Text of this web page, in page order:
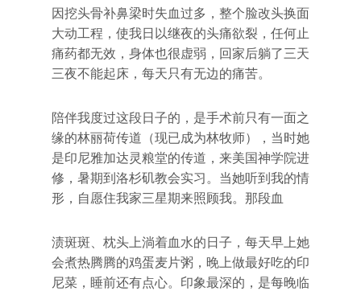
因挖头骨补鼻梁时失血过多，整个脸改头换面
大动工程，使我日以继夜的头痛欲裂，任何止
痛药都无效，身体也很虚弱，回家后躺了三天
三夜不能起床，每天只有无边的痛苦。
陪伴我度过这段日子的，是手术前只有一面之
缘的林丽荷传道（现已成为林牧师），当时她
是印尼雅加达灵粮堂的传道，来美国神学院进
修，暑期到洛杉矶教会实习。当她听到我的情
形，自愿住我家三星期来照顾我。那段血
渍斑斑、枕头上淌着血水的日子，每天早上她
会煮热腾腾的鸡蛋麦片粥，晚上做最好吃的印
尼菜，睡前还有点心。印象最深的，是每晚临